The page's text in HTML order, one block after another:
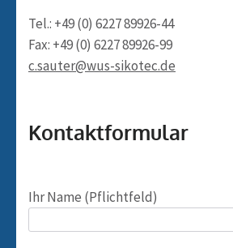
Tel.: +49 (0) 6227 89926-44
Fax: +49 (0) 6227 89926-99
c.sauter@wus-sikotec.de
Kontaktformular
Ihr Name (Pflichtfeld)